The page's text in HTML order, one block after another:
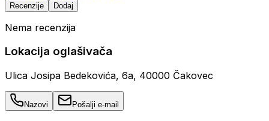
Recenzije Dodaj
Nema recenzija
Lokacija oglašivača
Ulica Josipa Bedekovića, 6a, 40000 Čakovec
Nazovi Pošalji e-mail